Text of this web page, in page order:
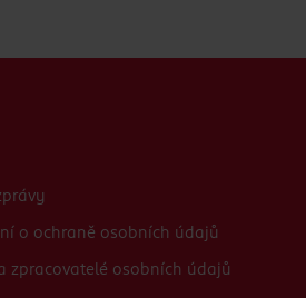
o ochraně osobních údajů
zpracovatelé osobních údajů